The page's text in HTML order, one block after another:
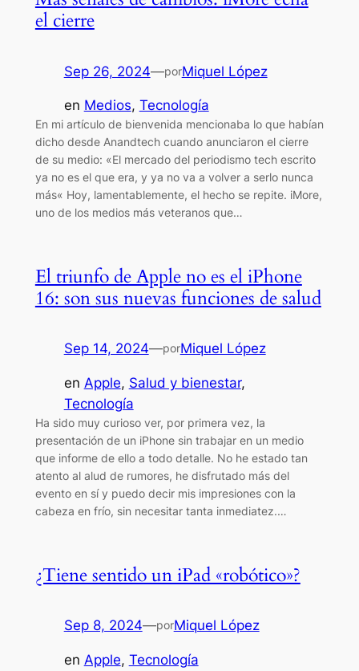
el cierre
Sep 26, 2024—porMiquel López
en Medios, Tecnología
En mi artículo de bienvenida mencionaba lo que habían
dicho desde Anandtech cuando anunciaron el cierre
de su medio: «El mercado del periodismo tech escrito
ya no es el que era, y ya no va a volver a serlo nunca
más« Hoy, lamentablemente, el hecho se repite. iMore,
uno de los medios más veteranos que…
El triunfo de Apple no es el iPhone
16: son sus nuevas funciones de salud
Sep 14, 2024—porMiquel López
en Apple, Salud y bienestar
Tecnología
Ha sido muy curioso ver, por primera vez, la
presentación de un iPhone sin trabajar en un medio
que informe de ello a todo detalle. No he estado tan
atento al alud de rumores, he disfrutado más del
evento en sí y puedo decir mis impresiones con la
cabeza en frío, sin necesitar tanta inmediatez.…
¿Tiene sentido un iPad «robótico»?
Sep 8, 2024—porMiquel López
en Apple, Tecnología